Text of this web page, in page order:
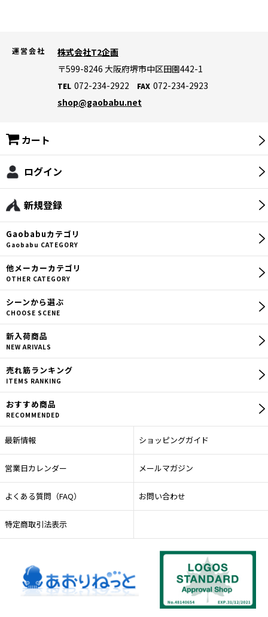
運営会社
株式会社T2企画
〒599-8246 大阪府堺市中区田園442-1
TEL 072-234-2922 FAX 072-234-2923
shop@gaobabu.net
新規登録
ログイン
カート
Gaobabuカテゴリ
Gaobabu CATEGORY
他メーカーカテゴリ
OTHER CATEGORY
シーンから選ぶ
CHOOSE SCENE
新入荷商品
NEW ARIVALS
売れ筋ランキング
ITEMS RANKING
おすすめ商品
RECOMMENDED
最新情報 ショッピングガイド
営業日カレンダー メールマガジン
よくある質問（FAQ） お問い合わせ
特定商取引法表示